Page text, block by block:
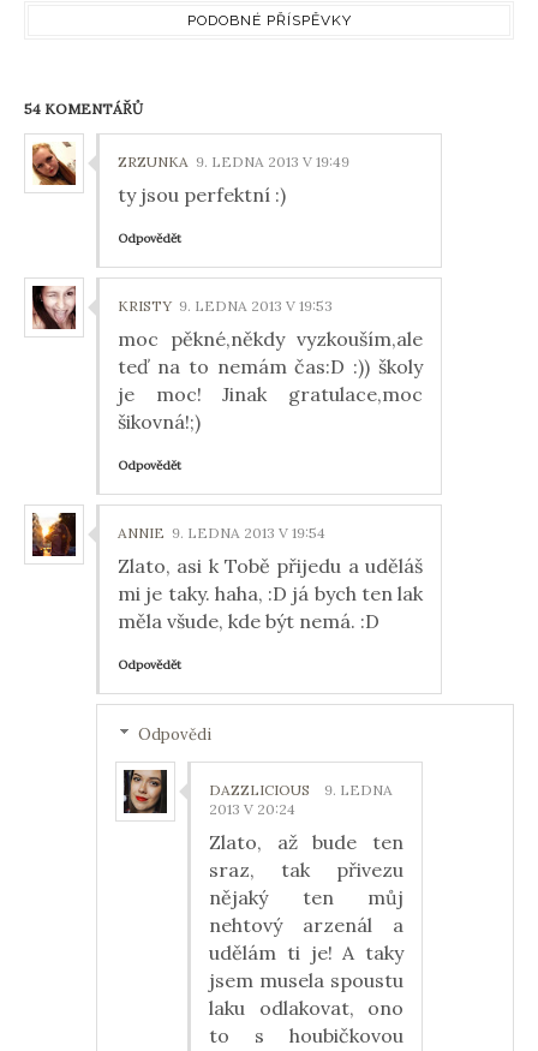
PODOBNÉ PŘÍSPĚVKY
54 KOMENTÁŘŮ
ZRZUNKA 9. LEDNA 2013 V 19:49
ty jsou perfektní :)
Odpovědět
KRISTY 9. LEDNA 2013 V 19:53
moc pěkné,někdy vyzkouším,ale
teď na to nemám čas:D :)) školy
je moc! Jinak gratulace,moc
šikovná!;)
Odpovědět
ANNIE 9. LEDNA 2013 V 19:54
Zlato, asi k Tobě přijedu a uděláš
mi je taky. haha, :D já bych ten lak
měla všude, kde být nemá. :D
Odpovědět
Odpovědi
DAZZLICIOUS
9. LEDNA
2013 V 20:24
Zlato, až bude ten
sraz, tak přivezu
nějaký ten můj
nehtový arzenál a
udělám ti je! A taky
jsem musela spoustu
laku odlakovat, ono
to s houbičkovou